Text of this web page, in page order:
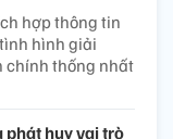
hợp thông tin
hình giải
chính thống nhất
phát huy vai trò